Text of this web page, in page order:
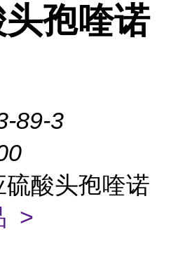
孢喹诺
89-3
硫酸头孢喹诺
>